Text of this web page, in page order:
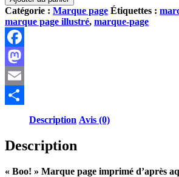
Marque
page
-
Boo!
Catégorie : Marque page Étiquettes :
marque page illustré, marque-page
Facebook
Mastodon
Email
Partager
Description Avis (0)
Description
« Boo! » Marque page imprimé d’après